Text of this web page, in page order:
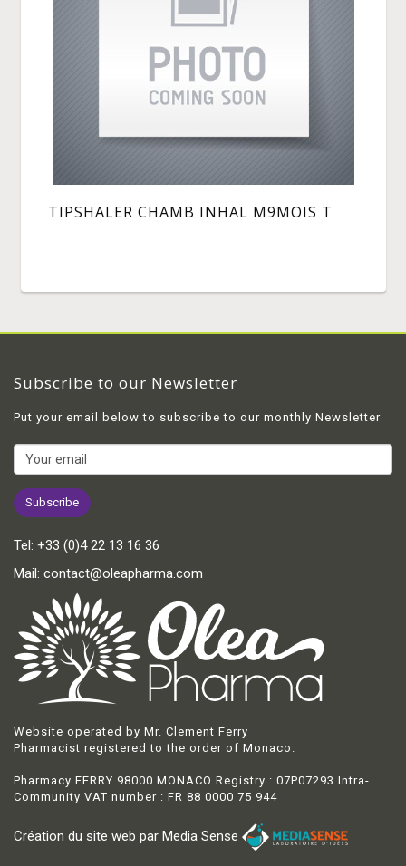
TIPSHALER CHAMB INHAL M9MOIS T
Subscribe to our Newsletter
Put your email below to subscribe to our monthly Newsletter
Tel: +33 (0)4 22 13 16 36
Mail: contact@oleapharma.com
Website operated by Mr. Clement Ferry
Pharmacist registered to the order of Monaco.
Pharmacy FERRY 98000 MONACO Registry : 07P07293 Intra-
Community VAT number : FR 88 0000 75 944
Création du site web par Media Sense